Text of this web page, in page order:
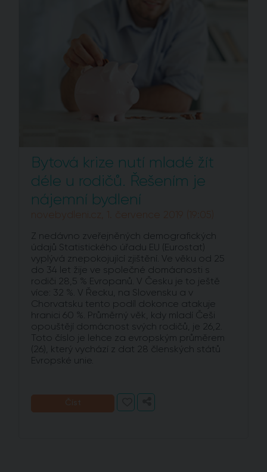
Bytová krize nutí mladé žít
déle u rodičů. Řešením je
nájemní bydlení
novebydleni.cz, 1. července 2019 (19:05)
Z nedávno zveřejněných demografických
údajů Statistického úřadu EU (Eurostat)
vyplývá znepokojující zjištění. Ve věku od 25
do 34 let žije ve společné domácnosti s
rodiči 28,5 % Evropanů. V Česku je to ještě
více: 32 %. V Řecku, na Slovensku a v
Chorvatsku tento podíl dokonce atakuje
hranici 60 %. Průměrný věk, kdy mladí Češi
opouštějí domácnost svých rodičů, je 26,2.
Toto číslo je lehce za evropským průměrem
(26), který vychází z dat 28 členských států
Evropské unie.
Číst